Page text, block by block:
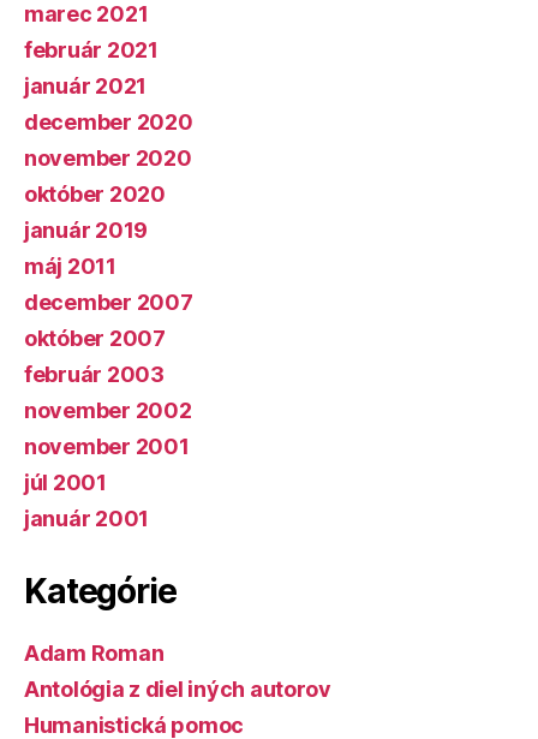
marec 2021
február 2021
január 2021
december 2020
november 2020
október 2020
január 2019
máj 2011
december 2007
október 2007
február 2003
november 2002
november 2001
júl 2001
január 2001
Kategórie
Adam Roman
Antológia z diel iných autorov
Humanistická pomoc